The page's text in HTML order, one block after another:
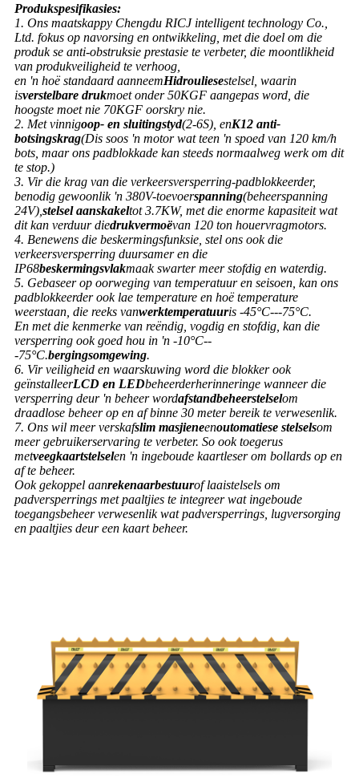
Produkspesifikasies:
1. Ons maatskappy Chengdu RICJ intelligent technology Co.,
Ltd. fokus op navorsing en ontwikkeling, met die doel om die
produk se anti-obstruksie prestasie te verbeter, die moontlikheid
van produkveiligheid te verhoog,
en 'n hoë standaard aanneemHidrouliesestelsel, waarin
isverstelbare drukmoet onder 50KGF aangepas word, die
hoogste moet nie 70KGF oorskry nie.
2. Met vinnigoop- en sluitingstyd(2-6S), enK12 anti-
botsingskrag(Dis soos 'n motor wat teen 'n spoed van 120 km/h
bots, maar ons padblokkade kan steeds normaalweg werk om dit
te stop.)
3. Vir die krag van die verkeersversperring-padblokkeerder,
benodig gewoonlik 'n 380V-toevoerspanning(beheerspanning
24V), stelsel aanskakeltot 3.7KW, met die enorme kapasiteit wat
dit kan verduur diedrukvermoëvan 120 ton houervragmotors.
4. Benewens die beskermingsfunksie, stel ons ook die
verkeersversperring duursamer en die
IP68beskermingsvlakmaak swarter meer stofdig en waterdig.
5. Gebaseer op oorweging van temperatuur en seisoen, kan ons
padblokkeerder ook lae temperature en hoë temperature
weerstaan, die reeks vanwerktemperatuuris -45°C---75°C.
En met die kenmerke van reëndig, vogdig en stofdig, kan die
versperring ook goed hou in 'n -10°C--
-75°C.bergingsomgewing.
6. Vir veiligheid en waarskuwing word die blokker ook
geïnstalleerLCD en LEDbeheerderherinneringe wanneer die
versperring deur 'n beheer wordafstandbeheerstelselom
draadlose beheer op en af ​​binne 30 meter bereik te verwesenlik.
7. Ons wil meer verskafslim masjieneenoutomatiese stelselsom
meer gebruikerservaring te verbeter. So ook toegerus
metveegkaartstelselen 'n ingeboude kaartleser om bollards op en
af ​​te beheer.
Ook gekoppel aanrekenaarbestuurof laaistelsels om
padversperrings met paaltjies te integreer wat ingeboude
toegangsbeheer verwesenlik wat padversperrings, lugversorging
en paaltjies deur een kaart beheer.